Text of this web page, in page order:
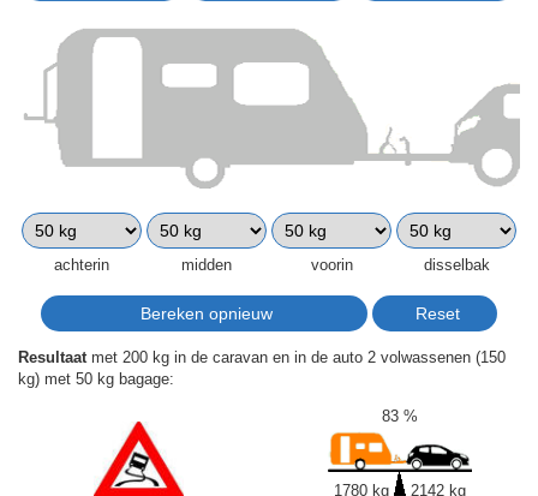
achterin midden voorin disselbak
Resultaat met 200 kg in de caravan en in de auto 2 volwassenen (150
kg) met 50 kg bagage:
83 %
1780 kg
2142 kg